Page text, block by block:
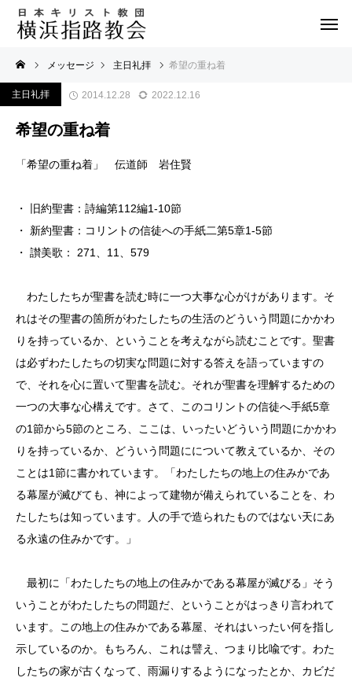
メッセージ 主日礼拝 希望の重ね着
主日礼拝 2014.12.28 2022.12.16
希望の重ね着
「希望の重ね着」 伝道師 岩住賢
・ 旧約聖書：詩編第112編1-10節
・ 新約聖書：コリントの信徒への手紙二第5章1-5節
・ 讃美歌： 271、11、579
わたしたちが聖書を読む時に一つ大事な心がけがあります。そ
れはその聖書の箇所がわたしたちの生活のどういう問題にかかわ
りを持っているか、ということを考えながら読むことです。聖書
は必ずわたしたちの切実な問題に対する答えを語っていますの
で、それを心に置いて聖書を読む。それが聖書を理解するための
一つの大事な心構えです。さて、このコリントの信徒へ手紙5章
の1節から5節のところ、ここは、いったいどういう問題にかかわ
りを持っているか、どういう問題にについて教えているか、その
ことは1節に書かれています。「わたしたちの地上の住みかであ
る幕屋が滅びても、神によって建物が備えられていることを、わ
たしたちは知っています。人の手で造られたものではない天にあ
る永遠の住みかです。」
最初に「わたしたちの地上の住みかである幕屋が滅びる」そう
いうことがわたしたちの問題だ、ということがはっきり言われて
います。この地上の住みかである幕屋、それはいったい何を指し
示しているのか。もちろん、これは譬え、つまり比喩です。わた
したちの家が古くなって、雨漏りするようになったとか、カビだ